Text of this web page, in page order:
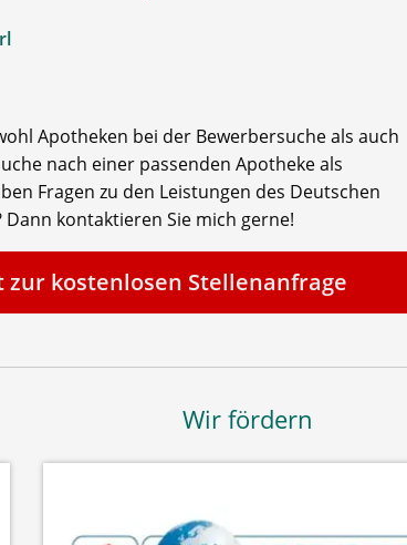
Apotheken bei der Bewerbersuche als auch
nach einer passenden Apotheke als
Fragen zu den Leistungen des Deutschen
Dann kontaktieren Sie mich gerne!
zur kostenlosen Stellenanfrage
Wir fördern